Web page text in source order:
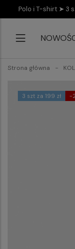
Polo i T-shirt ➤ 3
Strona główna
3 szt za 199 zł -